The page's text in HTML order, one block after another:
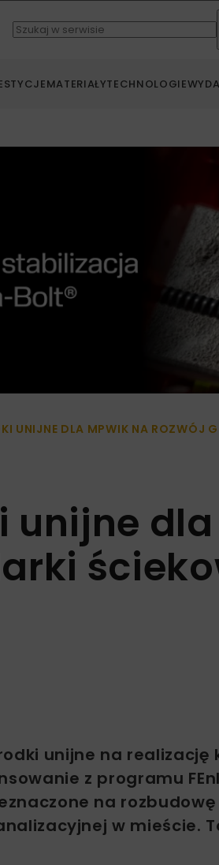
MATERIAŁYTECHNOLOGIE
UNIJNE DLA MPWIK NA ROZWÓJ
dla
unijne na
z programu
na rozbudowę
w mieście.